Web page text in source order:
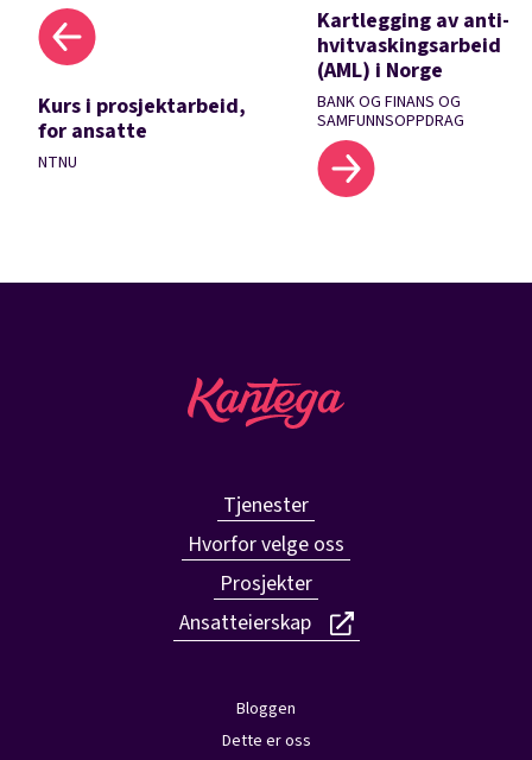
Kurs i prosjektarbeid,
for ansatte
NTNU
Kartlegging av anti-
hvitvaskingsarbeid
(AML) i Norge
BANK OG FINANS OG
SAMFUNNSOPPDRAG
Tjenester
Hvorfor velge oss
Prosjekter
Ansatteierskap
Bloggen
Dette er oss